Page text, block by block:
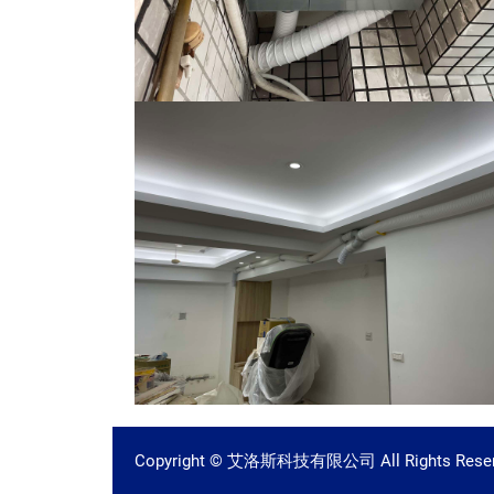
Copyright © 艾洛斯科技有限公司 All Rights